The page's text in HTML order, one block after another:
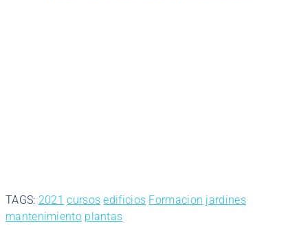
TAGS: 2021 cursos edificios Formacion jardines
mantenimiento plantas